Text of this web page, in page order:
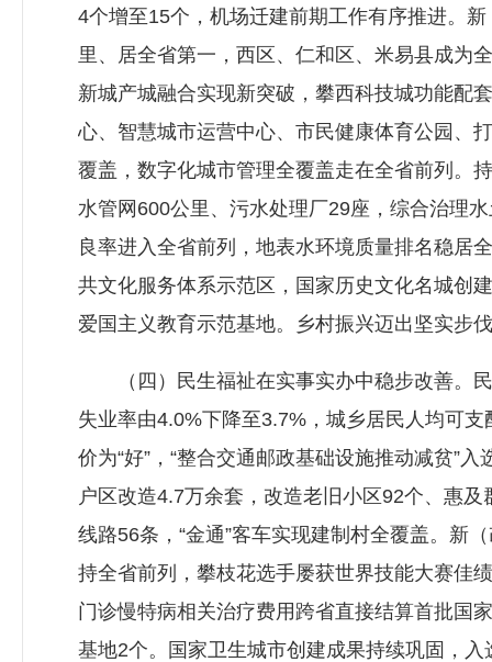
4个增至15个，机场迁建前期工作有序推进。
里、居全省第一，西区、仁和区、米易县成为
新城产城融合实现新突破，攀西科技城功能配
心、智慧城市运营中心、市民健康体育公园、
覆盖，数字化城市管理全覆盖走在全省前列。
水管网600公里、污水处理厂29座，综合治理
良率进入全省前列，地表水环境质量排名稳居
共文化服务体系示范区，国家历史文化名城创
爱国主义教育示范基地。乡村振兴迈出坚实步
（四）民生福祉在实事实办中稳步改善。民
失业率由4.0%下降至3.7%，城乡居民人均可
价为“好”，“整合交通邮政基础设施推动减贫”
户区改造4.7万余套，改造老旧小区92个、惠
线路56条，“金通”客车实现建制村全覆盖。新
持全省前列，攀枝花选手屡获世界技能大赛佳
门诊慢特病相关治疗费用跨省直接结算首批国
基地2个。国家卫生城市创建成果持续巩固，